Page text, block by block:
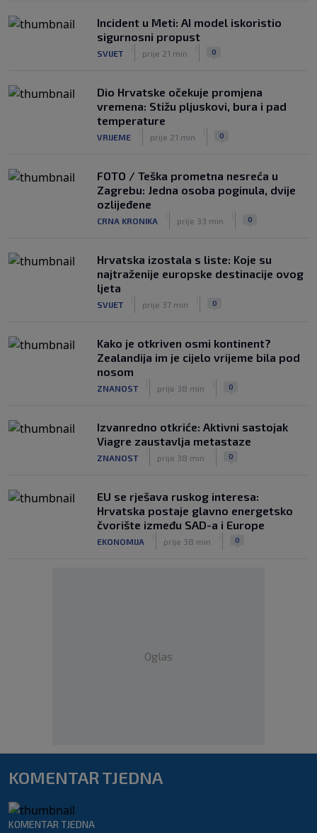
SK prije 6 h
Incident u Meti: AI model iskoristio
sigurnosni propust
SVIJET prije 21 min 0
Dio Hrvatske očekuje promjena
vremena: Stižu pljuskovi, bura i pad
temperature
VRIJEME prije 21 min 0
FOTO / Teška prometna nesreća u
Zagrebu: Jedna osoba poginula, dvije
ozlijeđene
CRNA KRONIKA prije 33 min 0
Hrvatska izostala s liste: Koje su
najtraženije europske destinacije ovog
ljeta
SVIJET prije 37 min 0
Kako je otkriven osmi kontinent?
Zealandija im je cijelo vrijeme bila pod
nosom
ZNANOST prije 38 min 0
Izvanredno otkriće: Aktivni sastojak
Viagre zaustavlja metastaze
ZNANOST prije 38 min 0
EU se rješava ruskog interesa:
Hrvatska postaje glavno energetsko
čvorište između SAD-a i Europe
EKONOMIJA prije 38 min 0
Oglas
KOMENTAR TJEDNA
KOMENTAR TJEDNA